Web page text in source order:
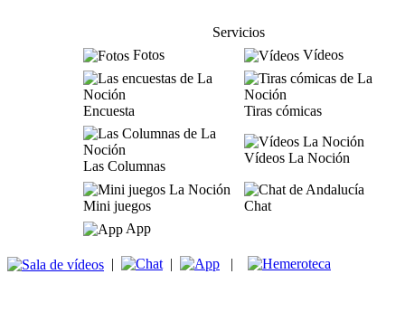
Servicios
Fotos
Vídeos
Encuesta Tiras cómicas
Las Columnas
Vídeos La Noción
Mini juegos
Chat
App
| | |